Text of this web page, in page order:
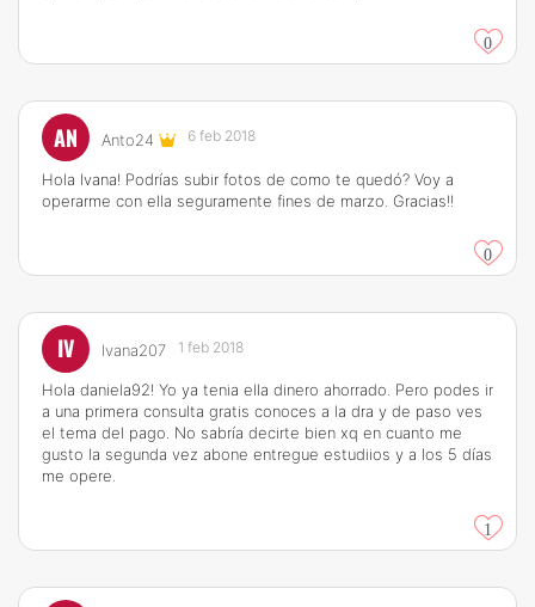
0
AN Anto24 6 feb 2018
Hola Ivana! Podrías subir fotos de como te quedó? Voy a
operarme con ella seguramente fines de marzo. Gracias!!
0
IV Ivana207 1 feb 2018
Hola daniela92! Yo ya tenia ella dinero ahorrado. Pero podes ir
a una primera consulta gratis conoces a la dra y de paso ves
el tema del pago. No sabría decirte bien xq en cuanto me
gusto la segunda vez abone entregue estudiios y a los 5 días
me opere.
1